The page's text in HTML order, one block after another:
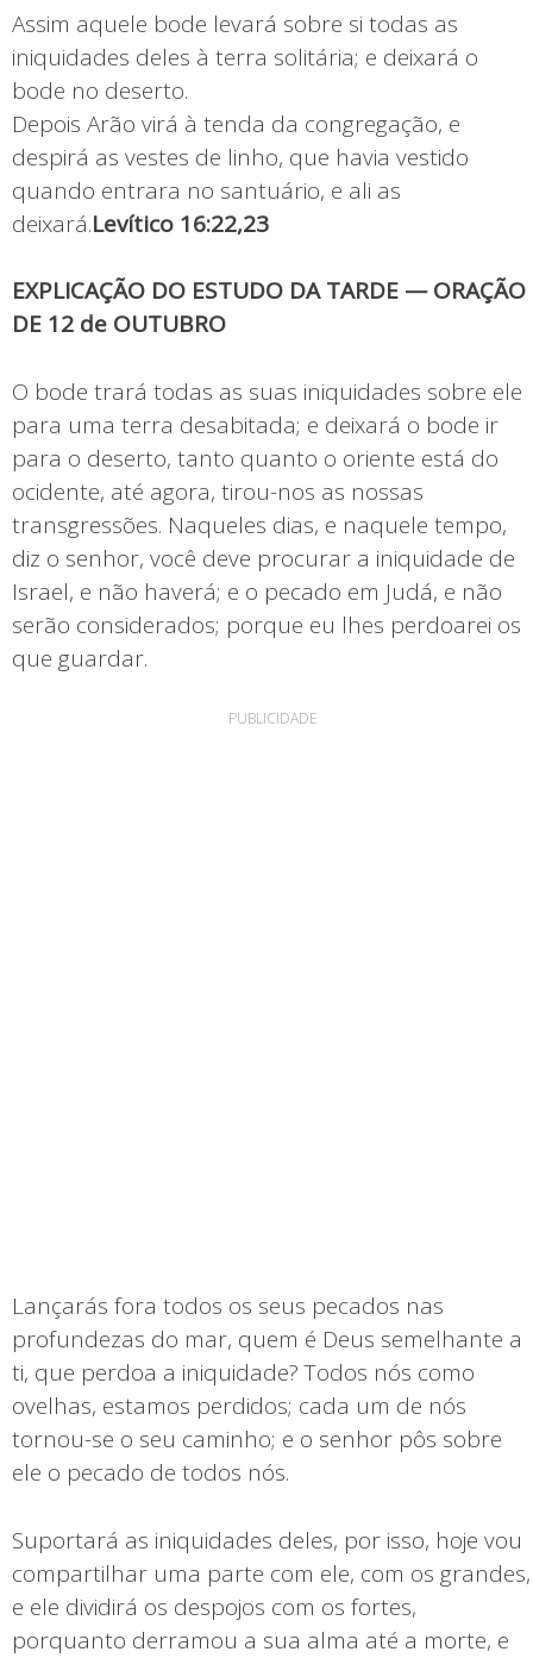
Assim aquele bode levará sobre si todas as
iniquidades deles à terra solitária; e deixará o
bode no deserto.
Depois Arão virá à tenda da congregação, e
despirá as vestes de linho, que havia vestido
quando entrara no santuário, e ali as
deixará.Levítico 16:22,23
EXPLICAÇÃO DO ESTUDO DA TARDE — ORAÇÃO
DE 12 de OUTUBRO
O bode trará todas as suas iniquidades sobre ele
para uma terra desabitada; e deixará o bode ir
para o deserto, tanto quanto o oriente está do
ocidente, até agora, tirou-nos as nossas
transgressões. Naqueles dias, e naquele tempo,
diz o senhor, você deve procurar a iniquidade de
Israel, e não haverá; e o pecado em Judá, e não
serão considerados; porque eu lhes perdoarei os
que guardar.
PUBLICIDADE
Lançarás fora todos os seus pecados nas
profundezas do mar, quem é Deus semelhante a
ti, que perdoa a iniquidade? Todos nós como
ovelhas, estamos perdidos; cada um de nós
tornou-se o seu caminho; e o senhor pôs sobre
ele o pecado de todos nós.
Suportará as iniquidades deles, por isso, hoje vou
compartilhar uma parte com ele, com os grandes,
e ele dividirá os despojos com os fortes,
porquanto derramou a sua alma até a morte, e